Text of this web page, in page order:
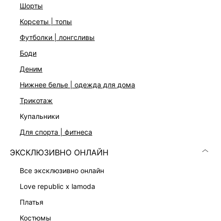
шорты
корсеты | топы
футболки | лонгсливы
боди
деним
нижнее белье | одежда для дома
трикотаж
купальники
для спорта | фитнеса
ЭКСКЛЮЗИВНО ОНЛАЙН
все эксклюзивно онлайн
love republic x lamoda
платья
костюмы
ДОСТАВКА И ВОЗВРАТ
Скачать